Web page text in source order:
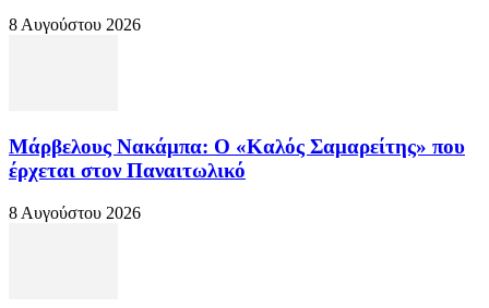
8 Αυγούστου 2026
Μάρβελους Νακάμπα: Ο «Καλός Σαμαρείτης» που
έρχεται στον Παναιτωλικό
8 Αυγούστου 2026